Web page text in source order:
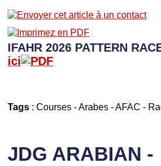
IFAHR 2026 PATTERN
ici
Tags: Courses-Arabes-AFAC -
JDG ARABIAN -